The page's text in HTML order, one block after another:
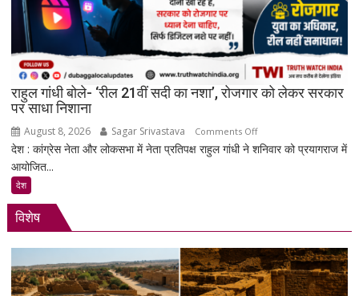
पेड
प्रमोशन
से
जवाब
राहुल गांधी बोले- ‘रील 21वीं सदी का नशा’, रोजगार को लेकर सरकार
पर साधा निशाना
August 8, 2026 Sagar Srivastava Comments Offon
राहुल
का
नशा’,
रोजगार
देश : कांग्रेस नेता और लोकसभा में नेता प्रतिपक्ष राहुल गांधी ने शनिवार को प्रयागराज में
आयोजित...
देश
विशेष